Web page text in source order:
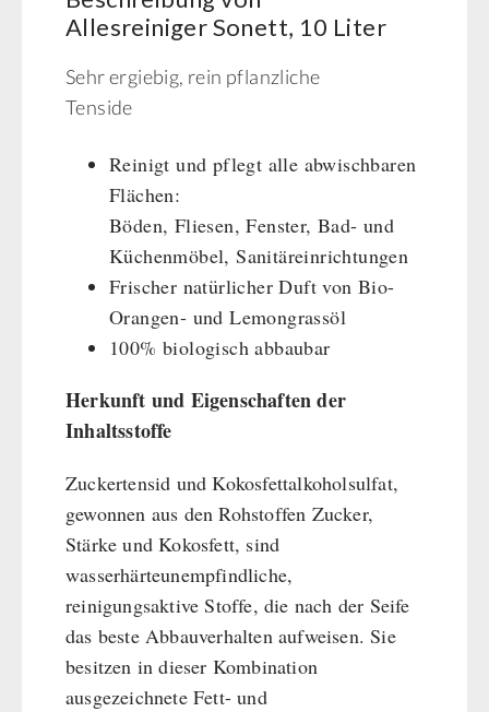
Getreidemühlen / Kornquetsche
(Not)kocher Gas&Multifuel
Notkocher 71
Licht
Kurbelgeräte / Radio / Funk
Atemschutz / ABC Schutzanzug
Gamma-Scout Geigerzähler
Armee-Material / Sicherheit
PETROMAX-SHOP
Feuerhand
HK500 & Zubehör
Bücher
SONSTIGES
kingnature-Vitalstoffe
BEHÖRDEN / GRUPPENVERSORGUNG
Notrationen
Trinkwasser
Frühstück
Hauptmahlzeiten
Ergänzungs-Pakete
Schutzraum-Ausrüstung
Allesreiniger Sonett, 10 Liter
Sehr ergiebig, rein pflanzliche
Tenside
Reinigt und pflegt alle abwischbaren
Flächen:
Böden, Fliesen, Fenster, Bad- und
Küchenmöbel, Sanitäreinrichtungen
Frischer natürlicher Duft von Bio-
Orangen- und Lemongrassöl
100% biologisch abbaubar
Herkunft und Eigenschaften der
Inhaltsstoffe
Zuckertensid und Kokosfettalkoholsulfat,
gewonnen aus den Rohstoffen Zucker,
Stärke und Kokosfett, sind
wasserhärteunempfindliche,
reinigungsaktive Stoffe, die nach der Seife
das beste Abbauverhalten aufweisen. Sie
besitzen in dieser Kombination
ausgezeichnete Fett- und